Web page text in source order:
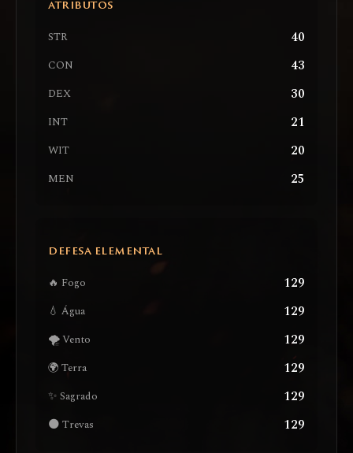
ATRIBUTOS
STR 40
CON 43
DEX 30
INT 21
WIT 20
MEN 25
DEFESA ELEMENTAL
🔥 Fogo 129
💧 Água 129
🌪️ Vento 129
🌍 Terra 129
✨ Sagrado 129
🌑 Trevas 129